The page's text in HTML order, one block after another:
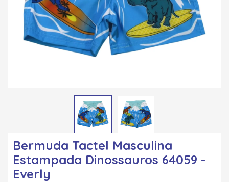
Bermuda Tactel Masculina
Estampada Dinossauros 64059 -
Everly